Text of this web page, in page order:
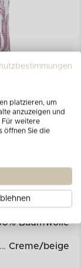
hat
Baumwolle
Creme/beige
platzieren, um
anzuzeigen und
Für weitere
öffnen Sie die